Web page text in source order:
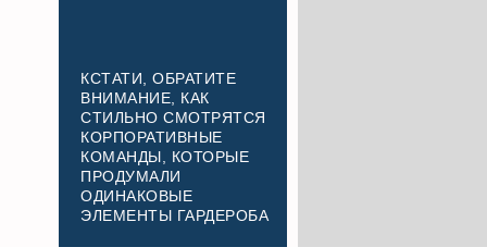
КСТАТИ, ОБРАТИТЕ
ВНИМАНИЕ, КАК
СТИЛЬНО СМОТРЯТСЯ
КОРПОРАТИВНЫЕ
КОМАНДЫ, КОТОРЫЕ
ПРОДУМАЛИ
ОДИНАКОВЫЕ
ЭЛЕМЕНТЫ ГАРДЕРОБА